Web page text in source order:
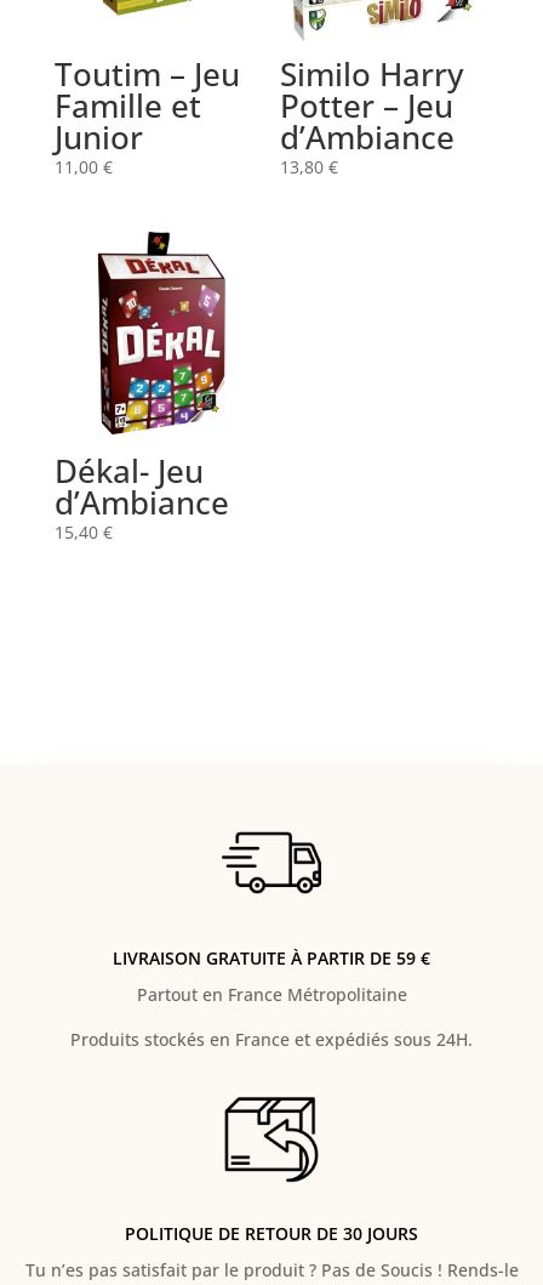
Toutim – Jeu
Famille et
Junior
11,00 €
Similo Harry
Potter – Jeu
d’Ambiance
13,80€
Dékal- Jeu
d’Ambiance
15,40 €
LIVRAISON GRATUITE À PARTIR DE 59 €
Partout en France Métropolitaine
Produits stockés en France et expédiés sous 24H.
POLITIQUE DE RETOUR DE 30 JOURS
Tu n’es pas satisfait par le produit ? Pas de Soucis ! Rends-le